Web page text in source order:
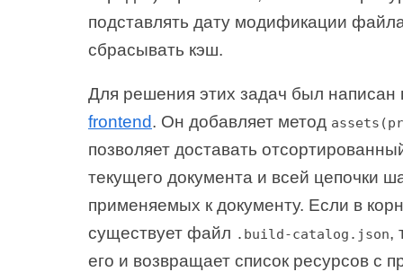
подставлять дату модификации
сбрасывать кэш.
Для решения этих задач был написан
frontend. Он добавляет метод
позволяет доставать
текущего документа и всей цепочки
применяемых к документу. Если в
существует файл .build-catalog.json,
его и возвращает список ресурсов с